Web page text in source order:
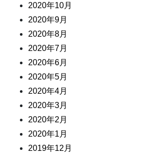
2020年10月
2020年9月
2020年8月
2020年7月
2020年6月
2020年5月
2020年4月
2020年3月
2020年2月
2020年1月
2019年12月